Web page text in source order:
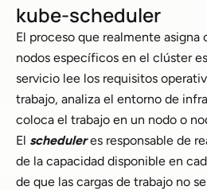
kube-scheduler
El proceso que realmente asigna
nodos específicos en el clúster
servicio lee los requisitos
trabajo, analiza el entorno de
coloca el trabajo en un nodo o
El scheduleres responsable de
de la capacidad disponible en
de que las cargas de trabajo no